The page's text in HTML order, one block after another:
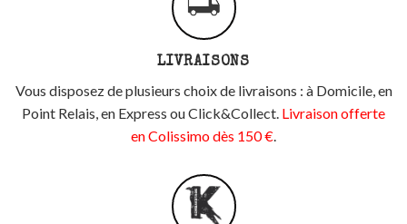
LIVRAISONS
Vous disposez de plusieurs choix de livraisons : à Domicile, en
Point Relais, en Express ou Click&Collect. Livraison offerte
en Colissimo dès 150 €